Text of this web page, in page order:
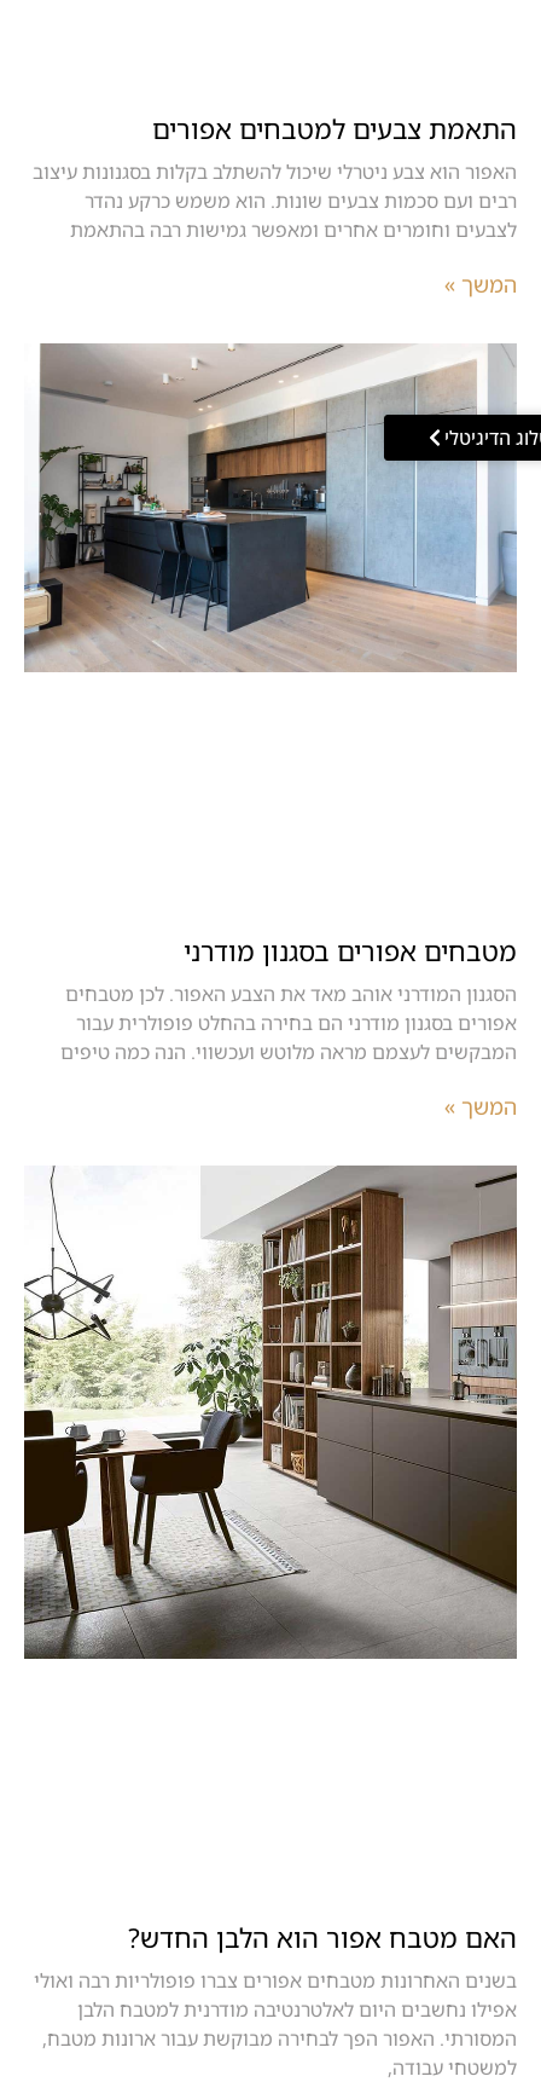
התאמת צבעים למטבחים אפורים
האפור הוא צבע ניטרלי שיכול להשתלב בקלות בסגנונות עיצוב
רבים ועם סכמות צבעים שונות. הוא משמש כרקע נהדר
לצבעים וחומרים אחרים ומאפשר גמישות רבה בהתאמת
המשך »
מטבחים אפורים בסגנון מודרני
הסגנון המודרני אוהב מאד את הצבע האפור. לכן מטבחים
אפורים בסגנון מודרני הם בחירה בהחלט פופולרית עבור
המבקשים לעצמם מראה מלוטש ועכשווי. הנה כמה טיפים
המשך »
האם מטבח אפור הוא הלבן החדש?
בשנים האחרונות מטבחים אפורים צברו פופולריות רבה ואולי
אפילו נחשבים היום לאלטרנטיבה מודרנית למטבח הלבן
המסורתי. האפור הפך לבחירה מבוקשת עבור ארונות מטבח,
למשטחי עבודה,
הדיגיטלי